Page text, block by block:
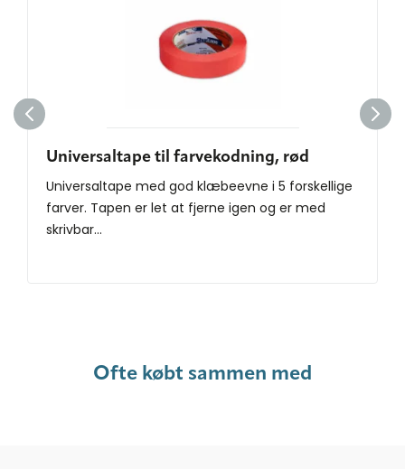
Universaltape til farvekodning, rød
Universaltape med god klæbeevne i 5 forskellige
farver. Tapen er let at fjerne igen og er med
skrivbar...
Ofte købt sammen med